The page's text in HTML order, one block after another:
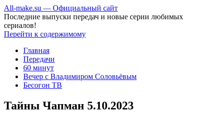
All-make.su — Официальный сайт
Последние выпуски передач и новые серии любимых
сериалов!
Перейти к содержимому
Главная
Передачи
60 минут
Вечер с Владимиром Соловьёвым
Бесогон ТВ
Тайны Чапман 5.10.2023